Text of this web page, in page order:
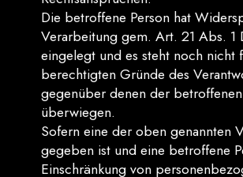
Die betroffene Person hat
Verarbeitung gem. Art. 21 Abs. 1
eingelegt und es steht noch nicht
berechtigten Gründe des
gegenüber denen der
überwiegen.
Sofern eine der oben genannten
gegeben ist und eine betroffene
Einschränkung von